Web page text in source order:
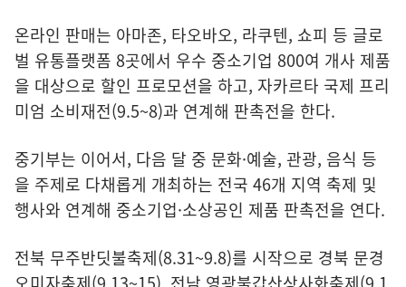
온라인 판매는 아마존, 타오바오, 라쿠텐, 쇼피 등 글로
벌 유통플랫폼 8곳에서 우수 중소기업 800여 개사 제품
을 대상으로 할인 프로모션을 하고, 자카르타 국제 프리
미엄 소비재전(9.5~8)과 연계해 판촉전을 한다.
중기부는 이어서, 다음 달 중 문화·예술, 관광, 음식 등
을 주제로 다채롭게 개최하는 전국 46개 지역 축제 및
행사와 연계해 중소기업·소상공인 제품 판촉전을 연다.
전북 무주반딧불축제(8.31~9.8)를 시작으로 경북 문경